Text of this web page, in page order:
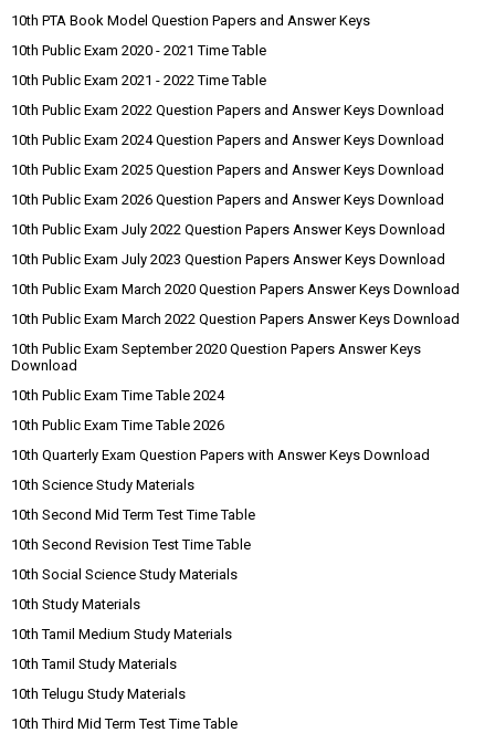
10th PTA Book Model Question Papers and Answer Keys
10th Public Exam 2020 - 2021 Time Table
10th Public Exam 2021 - 2022 Time Table
10th Public Exam 2022 Question Papers and Answer Keys Download
10th Public Exam 2024 Question Papers and Answer Keys Download
10th Public Exam 2025 Question Papers and Answer Keys Download
10th Public Exam 2026 Question Papers and Answer Keys Download
10th Public Exam July 2022 Question Papers Answer Keys Download
10th Public Exam July 2023 Question Papers Answer Keys Download
10th Public Exam March 2020 Question Papers Answer Keys Download
10th Public Exam March 2022 Question Papers Answer Keys Download
10th Public Exam September 2020 Question Papers Answer Keys
Download
10th Public Exam Time Table 2024
10th Public Exam Time Table 2026
10th Quarterly Exam Question Papers with Answer Keys Download
10th Science Study Materials
10th Second Mid Term Test Time Table
10th Second Revision Test Time Table
10th Social Science Study Materials
10th Study Materials
10th Tamil Medium Study Materials
10th Tamil Study Materials
10th Telugu Study Materials
10th Third Mid Term Test Time Table